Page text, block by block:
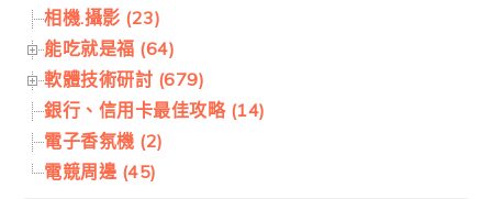
相機.攝影 (23)
能吃就是福 (64)
軟體技術研討 (679)
銀行、信用卡最佳攻略 (14)
電子香氛機 (2)
電競周邊 (45)